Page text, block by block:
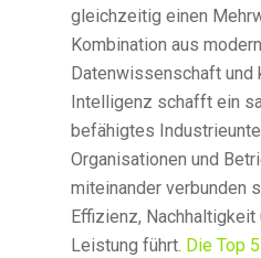
gleichzeitig einen
Kombination aus
Datenwissenschaft und
Intelligenz schafft ein
befähigtes
Organisationen und
miteinander verbunden
Effizienz,
Leistung führt. Die Top